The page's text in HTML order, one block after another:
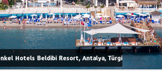
Hotels Beldibi Resort, Antalya, Türgi